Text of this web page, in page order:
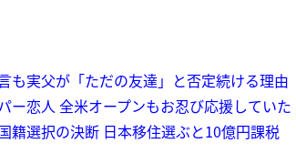
も実父が「ただの友達」と否定続ける理由
ー恋人 全米オープンもお忍び応援していた
籍選択の決断 日本移住選ぶと10億円課税